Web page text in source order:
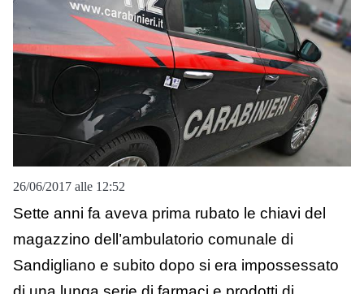
26/06/2017 alle 12:52
Sette anni fa aveva prima rubato le chiavi del
magazzino dell’ambulatorio comunale di
Sandigliano e subito dopo si era impossessato